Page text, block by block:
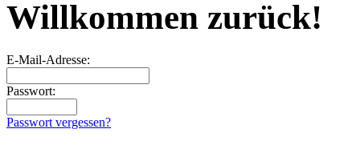
Willkommen zurück!
E-Mail-Adresse:
Passwort:
Passwort vergessen?